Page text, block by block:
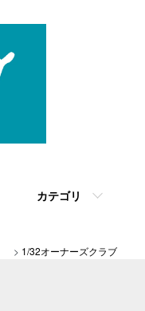
カテゴリ
> 1/32オーナーズクラブ